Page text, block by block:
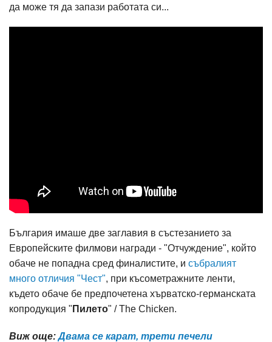
да може тя да запази работата си...
България имаше две заглавия в състезанието за
Европейските филмови награди - "Отчуждение", който
обаче не попадна сред финалистите, и събралият
много отличия "Чест", при късометражните ленти,
където обаче бе предпочетена хърватско-германската
копродукция " Пилето" / The Chicken.
Виж още:Двама се карат, трети печели